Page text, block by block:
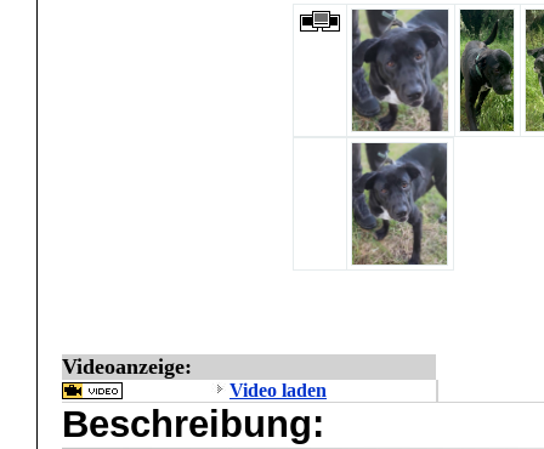
Videoanzeige:
Video laden
Beschreibung: